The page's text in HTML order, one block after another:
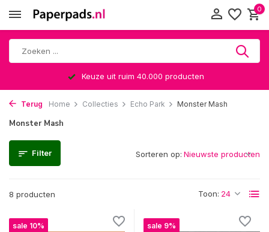
0
Keuze uit ruim 40.000 producten
Terug Home Collecties Echo Park Monster Mash
Monster Mash
Filter
8 producten Toon:
Sorteren op:
sale 10% sale 9%